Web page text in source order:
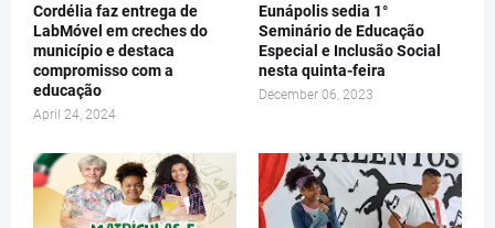
Cordélia faz entrega de
LabMóvel em creches do
município e destaca
compromisso com a
educação
April 24, 2024
Eunápolis sedia 1°
Seminário de Educação
Especial e Inclusão Social
nesta quinta-feira
December 06, 2023